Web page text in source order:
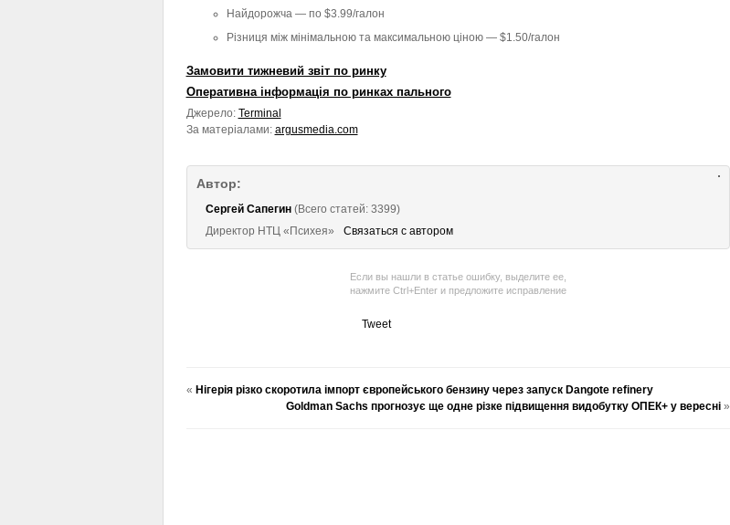
Найдорожча — по $3.99/галон
Різниця між мінімальною та максимальною ціною — $1.50/галон
Замовити тижневий звіт по ринку
Оперативна інформація по ринках пального
Джерело: Terminal
За матеріалами: argusmedia.com
Автор:
Сергей Сапегин(Всего статей: 3399)
Директор НТЦ «Психея»
Связаться с автором
Если вы нашли в статье ошибку, выделите ее,
нажмите Ctrl+Enter и предложите исправление
Tweet
« Нігерія різко скоротила імпорт європейського бензину через запуск Dangote refinery
Goldman Sachs прогнозує ще одне різке підвищення видобутку ОПЕК+ у вересні»